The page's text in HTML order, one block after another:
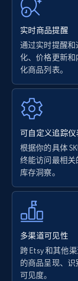
URL, Product
rating object,
Author name,
7.4K+
Walmart -
Specifications,
more.
5.6K+
Walmart -
using specific
URL, Final
Specifications,
more.
实时商品提醒
通过实时提醒和
化、价格更新
化商品列表。
可自定义追踪仪
根据你的具体
终能访问最相关
库存洞察。
多渠道可见性
跨 Etsy 和其他
的商品呈现、
可见度。